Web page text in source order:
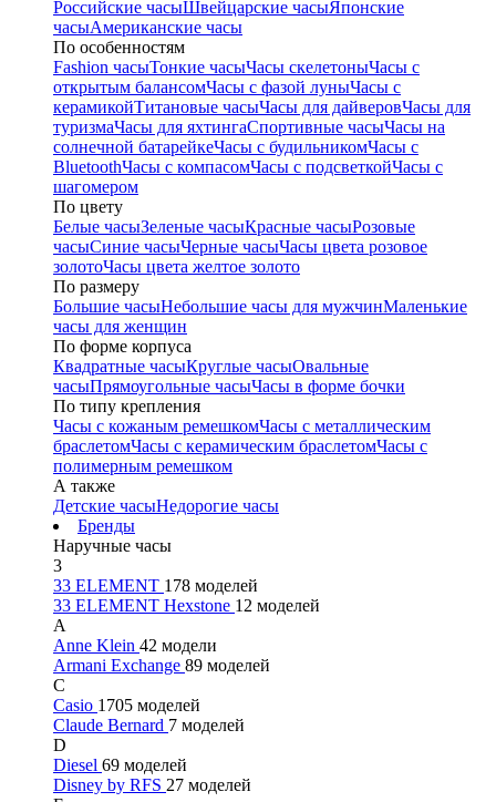
Российские часыШвейцарские часыЯпонские
часыАмериканские часы
По особенностям
Fashion часыТонкие часыЧасы скелетоныЧасы с
открытым балансомЧасы с фазой луныЧасы с
керамикойТитановые часыЧасы для дайверовЧасы для
туризмаЧасы для яхтингаСпортивные часыЧасы на
солнечной батарейкеЧасы с будильникомЧасы с
BluetoothЧасы с компасомЧасы с подсветкойЧасы с
шагомером
По цвету
Белые часыЗеленые часыКрасные часыРозовые
часыСиние часыЧерные часыЧасы цвета розовое
золотоЧасы цвета желтое золото
По размеру
Большие часыНебольшие часы для мужчинМаленькие
часы для женщин
По форме корпуса
Квадратные часыКруглые часыОвальные
часыПрямоугольные часыЧасы в форме бочки
По типу крепления
Часы с кожаным ремешкомЧасы с металлическим
браслетомЧасы с керамическим браслетомЧасы с
полимерным ремешком
А также
Детские часыНедорогие часы
Бренды
Наручные часы
3
33 ELEMENT 178 моделей
33 ELEMENT Hexstone 12 моделей
A
Anne Klein 42 модели
Armani Exchange 89 моделей
C
Casio 1705 моделей
Claude Bernard 7 моделей
D
Diesel 69 моделей
Disney by RFS 27 моделей